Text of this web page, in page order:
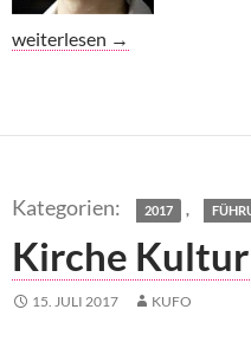
Wen-Sinn-Yang in St.
weiterlesen →
2017 ,
Kirche
15. JULI 2017 KUFO